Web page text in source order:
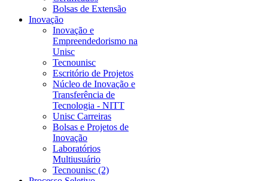
Bolsas de Extensão
Inovação
Inovação e
Empreendedorismo na
Unisc
Tecnounisc
Escritório de Projetos
Núcleo de Inovação e
Transferência de
Tecnologia - NITT
Unisc Carreiras
Bolsas e Projetos de
Inovação
Laboratórios
Multiusuário
Tecnounisc (2)